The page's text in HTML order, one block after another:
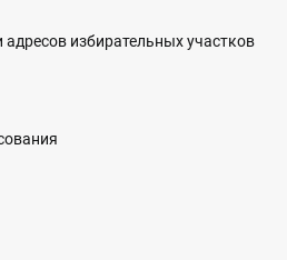
избирательных участков